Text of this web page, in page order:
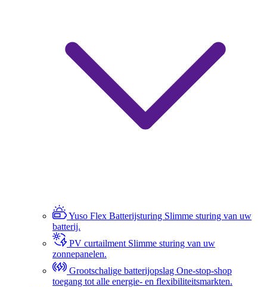
Yuso Flex Batterijsturing Slimme sturing van uw
batterij.
PV curtailment Slimme sturing van uw
zonnepanelen.
Grootschalige batterijopslag One-stop-shop
toegang tot alle energie- en flexibiliteitsmarkten.